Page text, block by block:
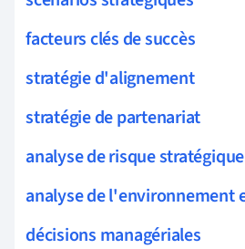
facteurs clés de succès
stratégie d'alignement
stratégie de partenariat
analyse de risque stratégique
analyse de l'environnement
décisions managériales